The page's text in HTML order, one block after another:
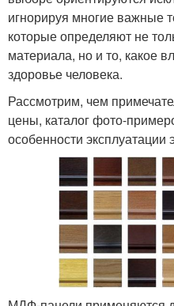
игнорируя многие важные
которые определяют не
материала, но и то, какое
здоровье человека.
Рассмотрим, чем
цены, каталог фото-
особенности эксплуатации